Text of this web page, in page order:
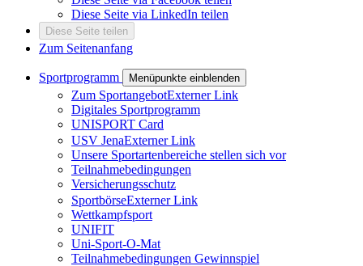
Diese Seite via LinkedIn teilen
Diese Seite teilen
Zum Seitenanfang
Sportprogramm Menüpunkte einblenden
Zum SportangebotExterner Link
Digitales Sportprogramm
UNISPORT Card
USV JenaExterner Link
Unsere Sportartenbereiche stellen sich vor
Teilnahmebedingungen
Versicherungsschutz
SportbörseExterner Link
Wettkampfsport
UNIFIT
Uni-Sport-O-Mat
Teilnahmebedingungen Gewinnspiel